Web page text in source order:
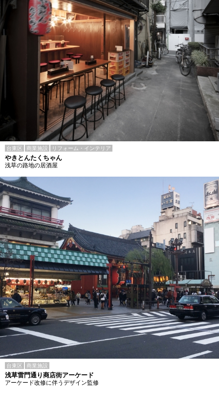
台東区 商業施設 リフォーム・インテリア
やきとんたくちゃん
浅草の路地の居酒屋
台東区 商業施設
浅草雷門通り商店街アーケード
アーケード改修に伴うデザイン監修